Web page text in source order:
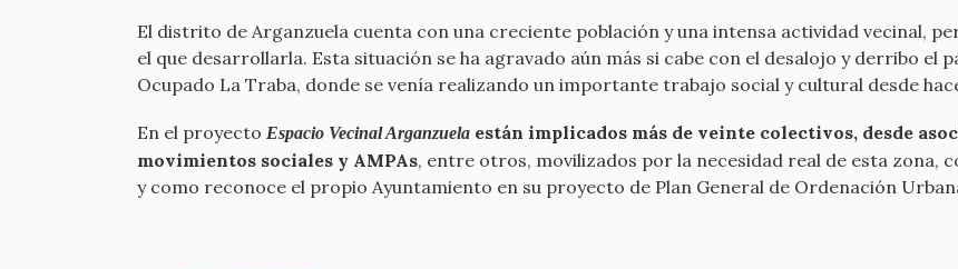
El distrito de Arganzuela cuenta con una creciente población y una intensa actividad vecinal,
el que desarrollarla. Esta situación se ha agravado aún más si cabe con el desalojo y derribo el
Ocupado La Traba, donde se venía realizando un importante trabajo social y cultural desde
En el proyecto Espacio Vecinal Arganzuela están implicados más de veinte colectivos, desde
movimientos sociales y AMPAs, entre otros, movilizados por la necesidad real de esta zona,
y como reconoce el propio Ayuntamiento en su proyecto de Plan General de Ordenación